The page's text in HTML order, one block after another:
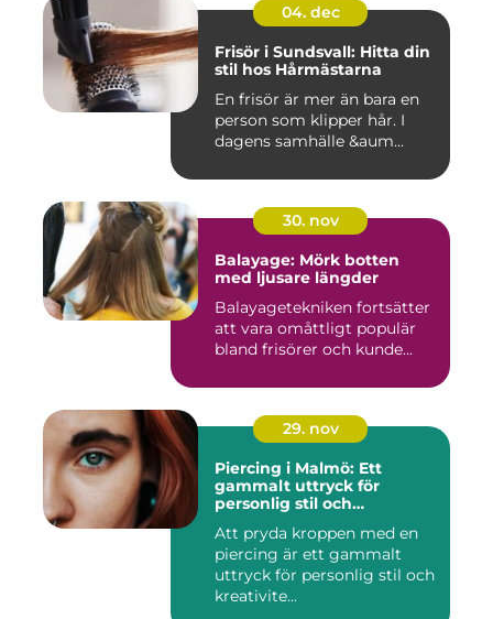
04. dec
Frisör i Sundsvall: Hitta din
stil hos Hårmästarna
En frisör är mer än bara en
person som klipper hår. I
dagens samhälle &aum...
30. nov
Balayage: Mörk botten
med ljusare längder
Balayagetekniken fortsätter
att vara omåttligt populär
bland frisörer och kunde...
29. nov
Piercing i Malmö: Ett
gammalt uttryck för
personlig stil och
Att pryda kroppen med en
piercing är ett gammalt
uttryck för personlig stil och
kreativite...